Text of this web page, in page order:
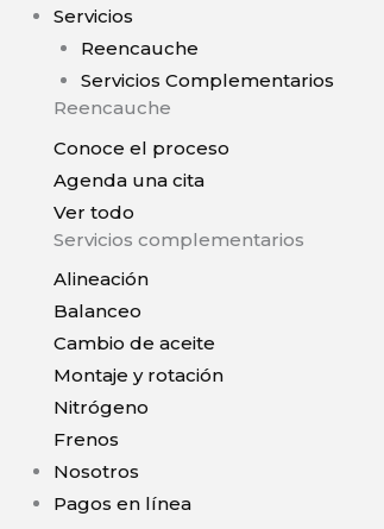
Servicios
Reencauche
Servicios Complementarios
Reencauche
Conoce el proceso
Agenda una cita
Ver todo
Servicios complementarios
Alineación
Balanceo
Cambio de aceite
Montaje y rotación
Nitrógeno
Frenos
Nosotros
Pagos en línea